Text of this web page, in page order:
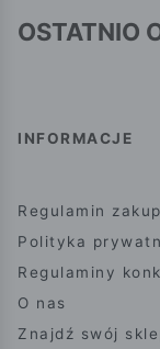
OSTATNIO
INFORMACJE
Regulamin
Polityka
Regulaminy
O nas
Znajdź swój